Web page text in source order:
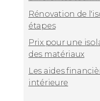
Rénovation de
étapes
Prix pour une
des matériaux
Les aides
intérieure